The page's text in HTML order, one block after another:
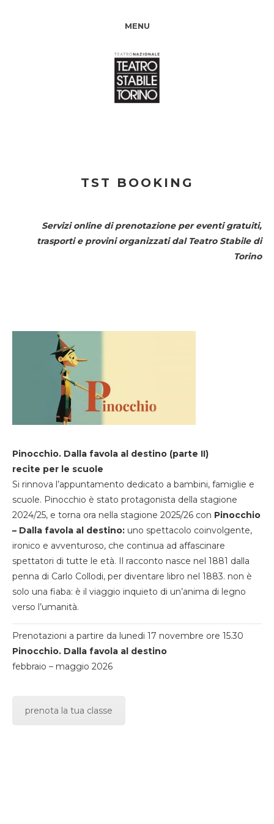
MENU
TST BOOKING
Servizi online di prenotazione per eventi gratuiti,
trasporti e provini organizzati dal Teatro Stabile di
Torino
Pinocchio. Dalla favola al destino (parte II)
recite per le scuole
Si rinnova l’appuntamento dedicato a bambini, famiglie e
scuole. Pinocchio è stato protagonista della stagione
2024/25, e torna ora nella stagione 2025/26 con Pinocchio
– Dalla favola al destino: uno spettacolo coinvolgente,
ironico e avventuroso, che continua ad affascinare
spettatori di tutte le età. Il racconto nasce nel 1881 dalla
penna di Carlo Collodi, per diventare libro nel 1883. non è
solo una fiaba: è il viaggio inquieto di un’anima di legno
verso l’umanità.
Prenotazioni a partire da lunedi 17 novembre ore 15.30
Pinocchio. Dalla favola al destino
febbraio – maggio 2026
prenota la tua classe